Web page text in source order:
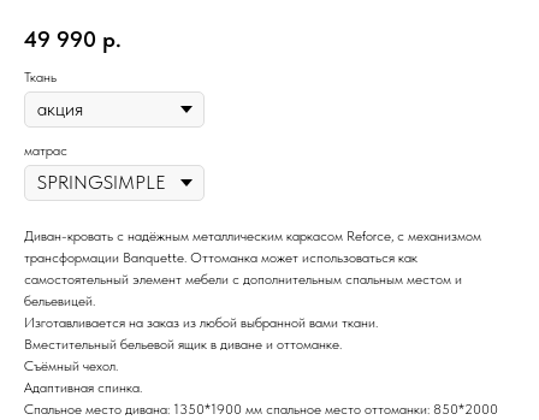
49 990 р.
Ткань
матрас
Диван-кровать с надёжным металлическим каркасом Reforce, с механизмом
трансформации Banquette. Оттоманка может использоваться как
самостоятельный элемент мебели с дополнительным спальным местом и
бельевицей.
Изготавливается на заказ из любой выбранной вами ткани.
Вместительный бельевой ящик в диване и оттоманке.
Съёмный чехол.
Адаптивная спинка.
Спальное место дивана: 1350*1900 мм спальное место оттоманки: 850*2000